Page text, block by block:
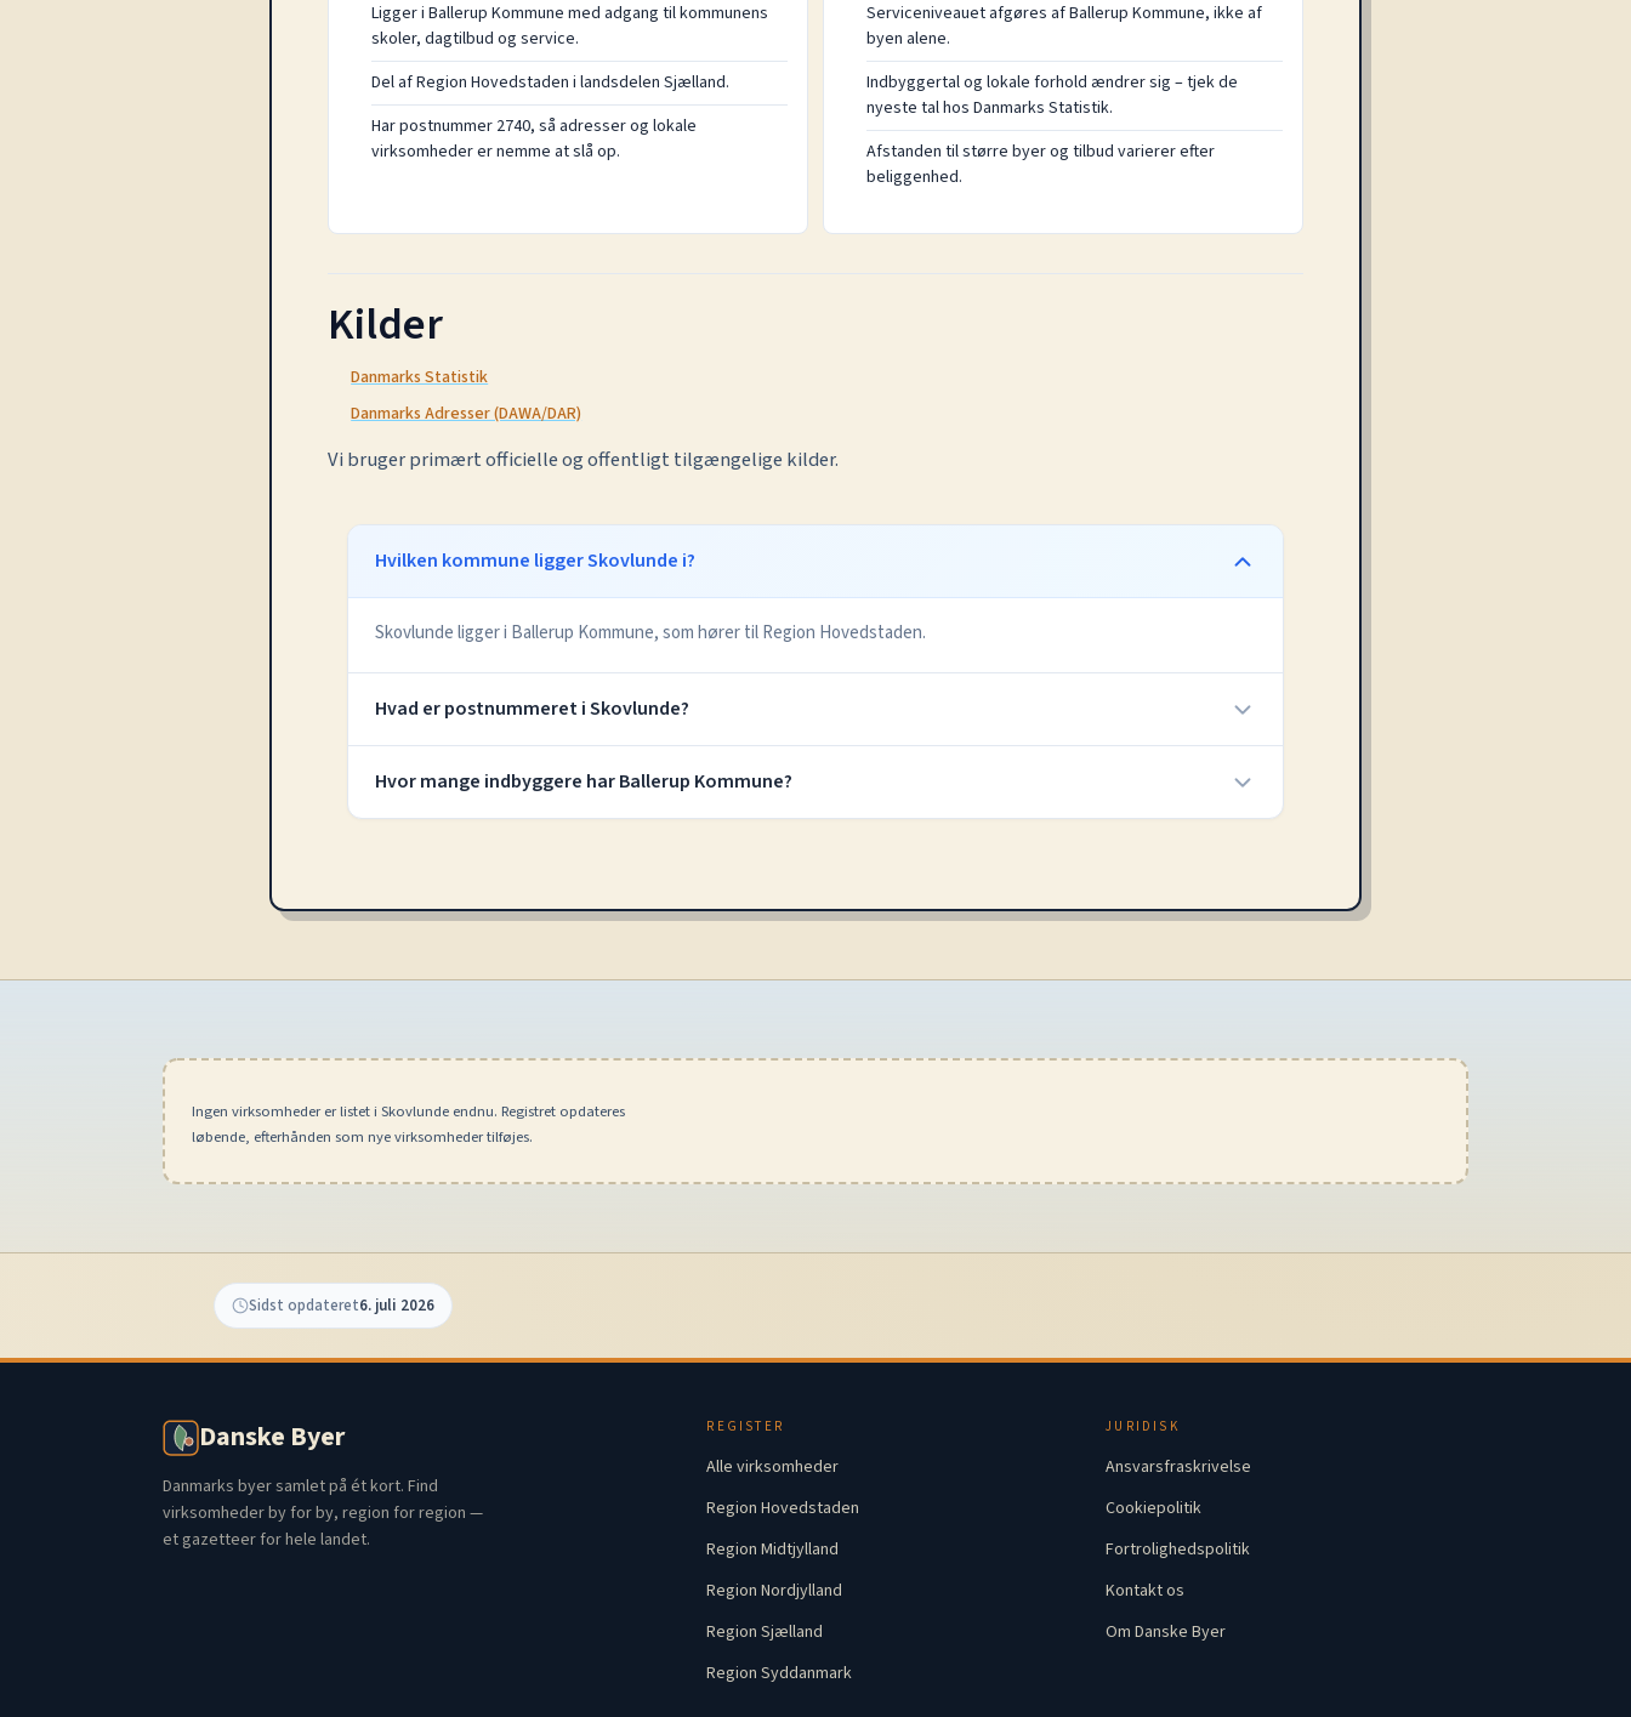
Ligger i Ballerup Kommune med adgang til kommunens
skoler, dagtilbud og service.
Del af Region Hovedstaden i landsdelen Sjælland.
Har postnummer 2740, så adresser og lokale
virksomheder er nemme at slå op.
Serviceniveauet afgøres af Ballerup Kommune, ikke af
byen alene.
Indbyggertal og lokale forhold ændrer sig – tjek de
nyeste tal hos Danmarks Statistik.
Afstanden til større byer og tilbud varierer efter
beliggenhed.
Kilder
Danmarks Statistik
Danmarks Adresser (DAWA/DAR)
Vi bruger primært officielle og offentligt tilgængelige kilder.
Hvilken kommune ligger Skovlunde i?
Skovlunde ligger i Ballerup Kommune, som hører til Region Hovedstaden.
Hvad er postnummeret i Skovlunde?
Hvor mange indbyggere har Ballerup Kommune?
Ingen virksomheder er listet i Skovlunde endnu. Registret opdateres
løbende, efterhånden som nye virksomheder tilføjes.
Sidst opdateret6. juli 2026
Danske Byer
Danmarks byer samlet på ét kort. Find
virksomheder by for by, region for region —
et gazetteer for hele landet.
REGISTER
Alle virksomheder
Region Hovedstaden
Region Midtjylland
Region Nordjylland
Region Sjælland
Region Syddanmark
JURIDISK
Ansvarsfraskrivelse
Cookiepolitik
Fortrolighedspolitik
Kontakt os
Om Danske Byer